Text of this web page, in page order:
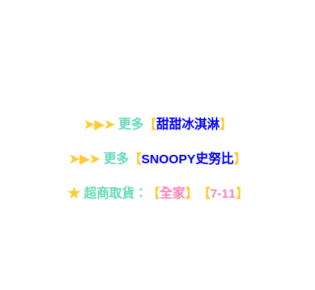
➤▶➤ 更多【甜甜冰淇淋】
➤▶➤ 更多 【SNOOPY史努比】
★ 超商取貨： 【全家】 【7-11】